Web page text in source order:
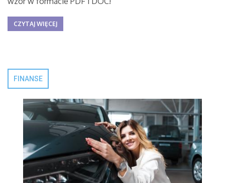
CZYTAJ WIĘCEJ
FINANSE